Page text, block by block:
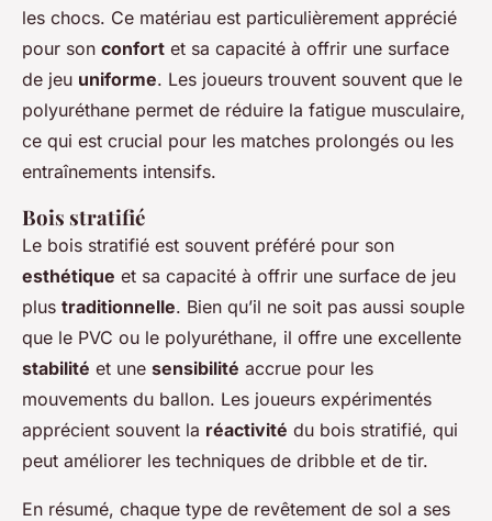
les chocs. Ce matériau est particulièrement apprécié
pour son confort et sa capacité à offrir une surface
de jeu uniforme. Les joueurs trouvent souvent que le
polyuréthane permet de réduire la fatigue musculaire,
ce qui est crucial pour les matches prolongés ou les
entraînements intensifs.
Bois stratifié
Le bois stratifié est souvent préféré pour son
esthétique et sa capacité à offrir une surface de jeu
plus traditionnelle. Bien qu’il ne soit pas aussi souple
que le PVC ou le polyuréthane, il offre une excellente
stabilité et une sensibilité accrue pour les
mouvements du ballon. Les joueurs expérimentés
apprécient souvent la réactivité du bois stratifié, qui
peut améliorer les techniques de dribble et de tir.
En résumé, chaque type de revêtement de sol a ses